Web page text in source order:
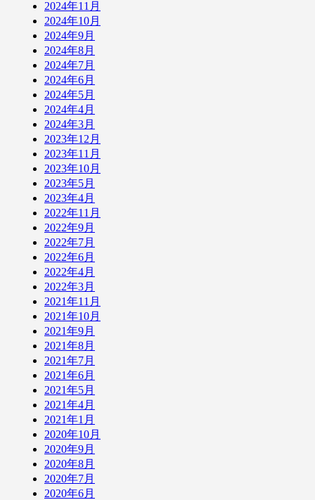
2024年11月
2024年10月
2024年9月
2024年8月
2024年7月
2024年6月
2024年5月
2024年4月
2024年3月
2023年12月
2023年11月
2023年10月
2023年5月
2023年4月
2022年11月
2022年9月
2022年7月
2022年6月
2022年4月
2022年3月
2021年11月
2021年10月
2021年9月
2021年8月
2021年7月
2021年6月
2021年5月
2021年4月
2021年1月
2020年10月
2020年9月
2020年8月
2020年7月
2020年6月